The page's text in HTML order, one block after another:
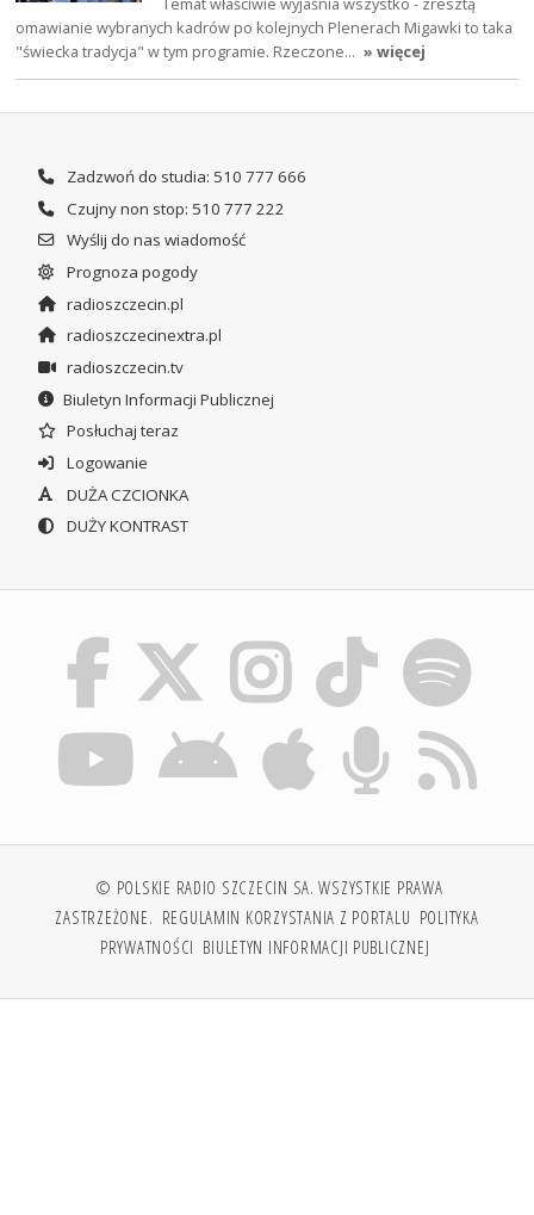
omawianie wybranych kadrów po kolejnych Plenerach Migawki to taka
"świecka tradycja" w tym programie. Rzeczone… » więcej
Zadzwoń do studia: 510 777 666
Czujny non stop: 510 777 222
Wyślij do nas wiadomość
Prognoza pogody
radioszczecin.pl
radioszczecinextra.pl
radioszczecin.tv
Biuletyn Informacji Publicznej
Posłuchaj teraz
Logowanie
DUŻA CZCIONKA
DUŻY KONTRAST
© POLSKIE RADIO SZCZECIN SA. WSZYSTKIE PRAWA
ZASTRZEŻONE. REGULAMIN KORZYSTANIA Z PORTALU POLITYKA
PRYWATNOŚCI BIULETYN INFORMACJI PUBLICZNEJ